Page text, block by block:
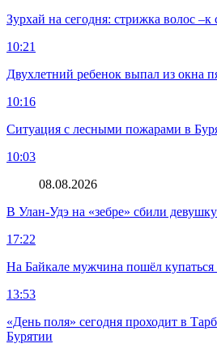
Зурхай на сегодня: стрижка волос –к
10:21
Двухлетний ребенок выпал из окна
10:16
Ситуация с лесными пожарами в
10:03
08.08.2026
В Улан-Удэ на «зебре» сбили девушку
17:22
На Байкале мужчина пошёл купаться
13:53
«День поля» сегодня проходит в
Бурятии